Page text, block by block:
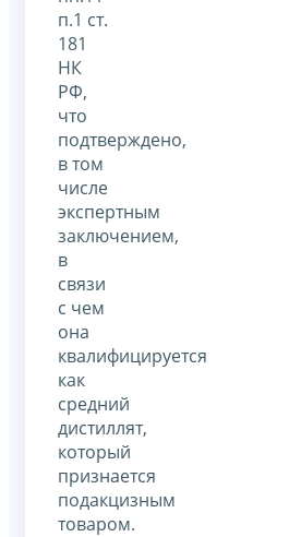
п.1 ст.
181
НК
РФ,
что
подтверждено,
в том
числе
экспертным
заключением,
в
связи
с чем
она
квалифицируется
как
средний
дистиллят,
который
признается
подакцизным
товаром.